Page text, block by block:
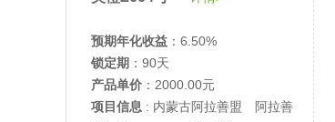
预期年化收益 ：6.50%
锁定期 ：90天
产品单价 ：2000.00元
项目信息 : 内蒙古阿拉善盟 阿拉善